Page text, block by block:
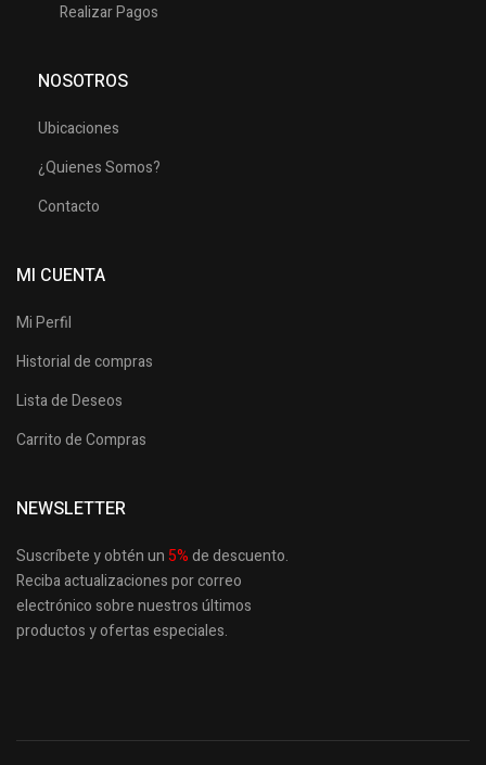
Realizar Pagos
NOSOTROS
Ubicaciones
¿Quienes Somos?
Contacto
MI CUENTA
Mi Perfil
Historial de compras
Lista de Deseos
Carrito de Compras
NEWSLETTER
Suscríbete y obtén un 5%de descuento.
Reciba actualizaciones por correo
electrónico sobre nuestros últimos
productosy ofertas especiales.